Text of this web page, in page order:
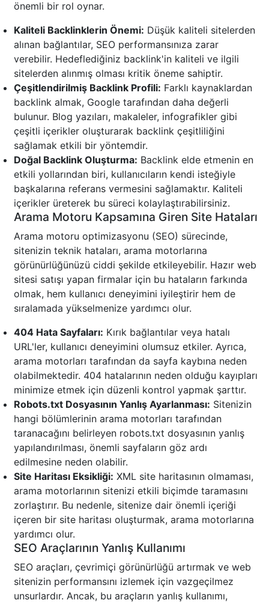
önemli bir rol oynar.
Kaliteli Backlinklerin Önemi: Düşük kaliteli sitelerden
alınan bağlantılar, SEO performansınıza zarar
verebilir. Hedeflediğiniz backlink'in kaliteli ve ilgili
sitelerden alınmış olması kritik öneme sahiptir.
Çeşitlendirilmiş Backlink Profili: Farklı kaynaklardan
backlink almak, Google tarafından daha değerli
bulunur. Blog yazıları, makaleler, infografikler gibi
çeşitli içerikler oluşturarak backlink çeşitliliğini
sağlamak etkili bir yöntemdir.
Doğal Backlink Oluşturma: Backlink elde etmenin en
etkili yollarından biri, kullanıcıların kendi isteğiyle
başkalarına referans vermesini sağlamaktır. Kaliteli
içerikler üreterek bu süreci kolaylaştırabilirsiniz.
Arama Motoru Kapsamına Giren Site Hataları
Arama motoru optimizasyonu (SEO) sürecinde,
sitenizin teknik hataları, arama motorlarına
görünürlüğünüzü ciddi şekilde etkileyebilir. Hazır web
sitesi satışı yapan firmalar için bu hataların farkında
olmak, hem kullanıcı deneyimini iyileştirir hem de
sıralamada yükselmenize yardımcı olur.
404 Hata Sayfaları: Kırık bağlantılar veya hatalı
URL'ler, kullanıcı deneyimini olumsuz etkiler. Ayrıca,
arama motorları tarafından da sayfa kaybına neden
olabilmektedir. 404 hatalarının neden olduğu kayıpları
minimize etmek için düzenli kontrol yapmak şarttır.
Robots.txt Dosyasının Yanlış Ayarlanması: Sitenizin
hangi bölümlerinin arama motorları tarafından
taranacağını belirleyen robots.txt dosyasının yanlış
yapılandırılması, önemli sayfaların göz ardı
edilmesine neden olabilir.
Site Haritası Eksikliği: XML site haritasının olmaması,
arama motorlarının sitenizi etkili biçimde taramasını
zorlaştırır. Bu nedenle, sitenize dair önemli içeriği
içeren bir site haritası oluşturmak, arama motorlarına
yardımcı olur.
SEO Araçlarının Yanlış Kullanımı
SEO araçları, çevrimiçi görünürlüğü artırmak ve web
sitenizin performansını izlemek için vazgeçilmez
unsurlardır. Ancak, bu araçların yanlış kullanımı,